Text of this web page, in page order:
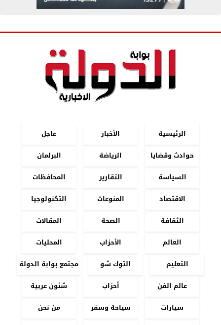
الرئيسية الأخبار
عاجل
حوادث وقضايا
الرياضة
البرلمان
السياسة
التقارير
المحافظات
الاقتصاد
المنوعات
التكنولوجيا
الثقافة
الصحة
المقالات
العالم
الأحزاب
المحليات
التعليم
التوك شو
مجتمع بوابة الدولة
عالم الفن
أحزاب
شئون عربية
سيارات
سياحة وسفر
من نحن